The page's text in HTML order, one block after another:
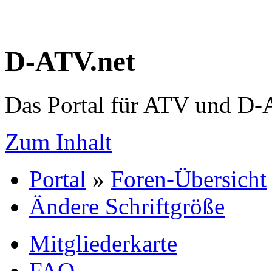
D-ATV.net
Das Portal für ATV und D-
Zum Inhalt
Portal » Foren-Übersicht
Ändere Schriftgröße
Mitgliederkarte